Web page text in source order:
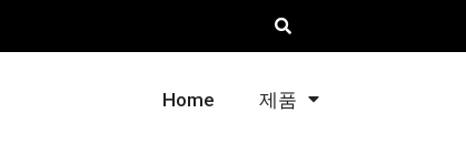
Home 제품